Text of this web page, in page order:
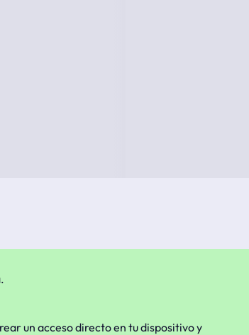
un acceso directo en tu dispositivo y